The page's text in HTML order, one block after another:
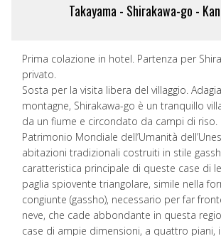
Takayama - Shirakawa-go -
Prima colazione in hotel. Partenza per
privato.
Sosta per la visita libera del villaggio.
montagne, Shirakawa-go è un tranquillo
da un fiume e circondato da campi di riso.
Patrimonio Mondiale dell’Umanità
abitazioni tradizionali costruiti in stile
caratteristica principale di queste case di
paglia spiovente triangolare, simile nella
congiunte (gassho), necessario per far
neve, che cade abbondante in questa
case di ampie dimensioni, a quattro piani,